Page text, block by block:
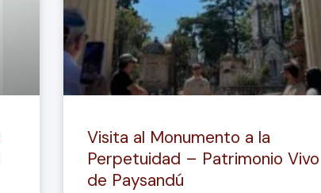
Visita al Monumento a la
Perpetuidad – Patrimonio Vivo
de Paysandú